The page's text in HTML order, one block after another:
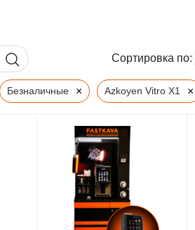
Сортировка по:
Безналичные × Azkoyen Vitro X1 ×